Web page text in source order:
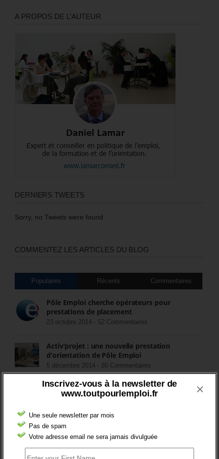
Inscrivez-vous à la newsletter de
www.toutpourlemploi.fr
Une seule newsletter par mois
Pas de spam
Votre adresse email ne sera jamais divulguée
×
A PROPOS DE L’AUTEUR
DERNIERS TWEETS
Sorry, no Tweets were found.
COMMENTEZ LES ARTICLES DU BLOG
Populaires Récents Commentaires
Pôle Emploi cherche opérateurs pour
prestations de placement
23 octobre 2014 - 52 Commentaires
Activ’projet : une nouvelle prestation
d’orientation de Pôle Emploi
5 décembre 2014 - 26 Commentaires
FIN DES ASS POUR LES CHÔMEURS
8 Commentaires
Quel avenir pour les contrats aidés au second
semestre 2017, et après ?
22 mai 2017 -5 Commentaires